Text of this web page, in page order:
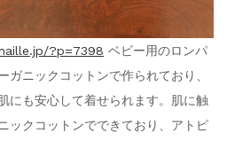
?p=7398 ベビー用のロンパ
ガニックコットンで作られており、
にも安心して着せられます。肌に触
ックコットンでできており、アトピ